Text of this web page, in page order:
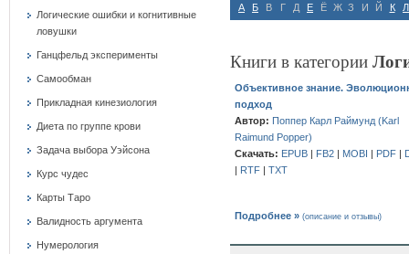
Логические ошибки и когнитивные
ловушки
Ганцфельд эксперименты
Самообман
Прикладная кинезиология
Диета по группе крови
Задача выбора Уэйсона
Курс чудес
Карты Таро
Валидность аргумента
Нумерология
А Б В Г Д Е Ё Ж З И Й К Л
Книги в категории
Объективное знание.
подход
Автор: Поппер Карл Раймунд (Karl
Raimund Popper)
Скачать: EPUB| FB2| MOBI | PDF|
| RTF| TXT
Подробнее » (описание и отзывы)